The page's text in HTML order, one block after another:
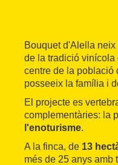
Bouquet d'Alella
de la tradició vinícola
centre de la població
posseeix la família i
El projecte es
complementàries: la
l'enoturisme.
A la finca, de 13
més de 25 anys amb